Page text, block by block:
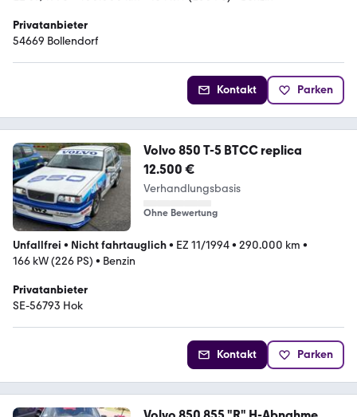
Privatanbieter
54669 Bollendorf
Kontakt Parken
Volvo 850 T-5 BTCC replica
12.500 €
Verhandlungsbasis
Ohne Bewertung
Unfallfrei • Nicht fahrtauglich• EZ 11/1994• 290.000 km •
166 kW (226 PS) • Benzin
Privatanbieter
SE-56793 Hok
Kontakt Parken